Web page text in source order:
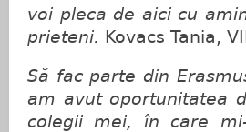
voi pleca de aici cu
prieteni. Kovacs Tania,
Să fac parte din
am avut oportunitatea
colegii mei, în care